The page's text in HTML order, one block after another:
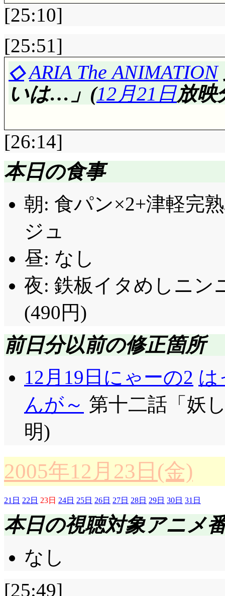
でしょうけど, それも
ないし。
カカシ先生が相手を
忍で, 方々の里の忍
える……っておい! 砂
るとは思えない術な
えちゃって良い物な
でなく強いとか? 螺旋
てしまいますよ。
今回の呪い武者は,
T2000マシンを思い
トに真実を伝えたの
している右腕の方を
治療の仕方だと, 何だ
評価……☆☆☆☆☆(前回
夜明け前の散歩, 夜明
人。そして夜明け涙
はなんだか寝つかれ
明け。にしても季節
思っていたら, 池もか
早起きなんですか。
クレイドルガーデン
は憶えておくべきで
すると, 最後に出て来
ンとやらに纏わるも
最強と言うより最悪
マージョリーが愛染
ったのは, 自分達が足
栄太。……そうか, シ
事, 話して居ないんで
ているみたいですけ
アイキャッチB: シュ
す。手前の二人は……
うだ……
校舎裏で一美vsシャ
よ! ゆかりちゃんだっ
う!? なのにそっけな
のに私よりずっとず
うわー, また壮絶な問
う違う。もう決めた
[25:10]
[25:51]
◇ ARIA The ANIMATION
いは…」(12月21日放映
評価……☆☆☆☆☆+(前回
橋を渡ると, 敵が強
うモチーフ, 屋根付き
すが, これが過去と未
別段珍しい話ではあ
アの優しさの上に架
けそうな安らぎを…
完全だし, 社会が社会
けど根底を水のよう
緒。こういうところ
その, 橋の向こうの
子。「二人ともふん
アを照らす光になる
って感じ?」「あの
誰かに突っ込まれた
うな娘は出て来たけ
祖だとかそういう事
代にもこういう人は
で「日溜りのカフェ
心と安らぎですね」
[26:14]
本日の食事
朝: 食パン×2+津軽完
ジュ
昼: なし
夜: 鉄板イタめしニン
(490円)
前日分以前の修正箇所
12月19日にゃーの2 は
んが～ 第十二話「妖
明)
2005年12月23日(金)
21日 22日 23日 24日 25日 26日 27日 28日 29日 30日 31日
本日の視聴対象アニメ
なし
[25:49]